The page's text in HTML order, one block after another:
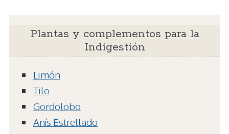
Plantas y complementos para la
Indigestión
Limón
Tilo
Gordolobo
Anís Estrellado